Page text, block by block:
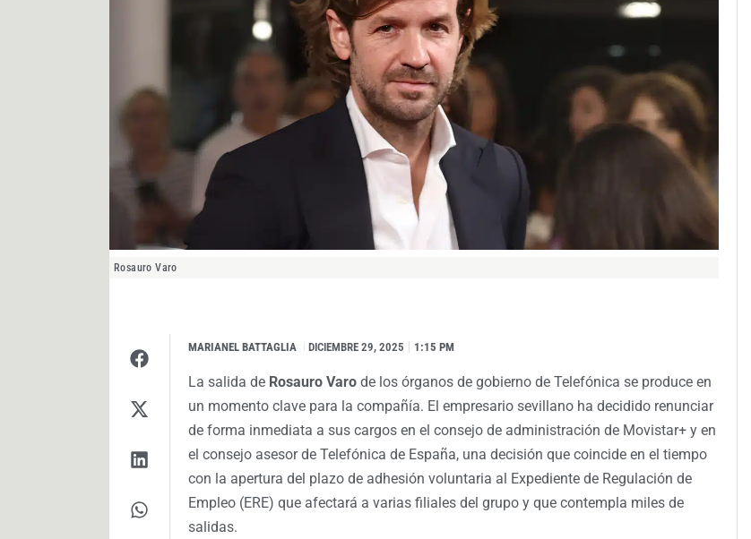
Rosauro Varo
MARIANEL BATTAGLIA I DICIEMBRE 29, 2025 1:15 PM
La salida de Rosauro Varo de los órganos de gobierno de Telefónica se produce en
un momento clave para la compañía. El empresario sevillano ha decidido renunciar
de forma inmediata a sus cargos en el consejo de administración de Movistar+ y en
el consejo asesor de Telefónica de España, una decisión que coincide en el tiempo
con la apertura del plazo de adhesión voluntaria al Expediente de Regulación de
Empleo (ERE) que afectará a varias filiales del grupo y que contempla miles de
salidas.